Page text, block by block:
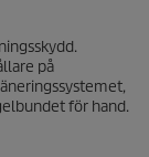
på
för hand.